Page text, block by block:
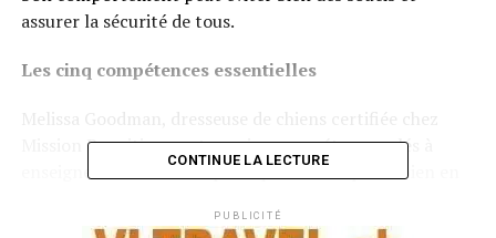
assurer la sécurité de tous.
Les cinq compétences essentielles
Melissa Goodman, dresseuse de chiens certifiée chez
Mission Pawsitive, partage cinq compétences clés à
enseigner à votre chien pour qu’il se comporte bien en
CONTINUE LA LECTURE
PUBLICITÉ